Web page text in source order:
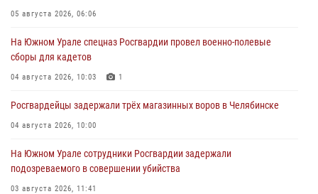
05 августа 2026, 06:06
На Южном Урале спецназ Росгвардии провел военно-полевые
сборы для кадетов
04 августа 2026, 10:03 1
Росгвардейцы задержали трёх магазинных воров в Челябинске
04 августа 2026, 10:00
На Южном Урале сотрудники Росгвардии задержали
подозреваемого в совершении убийства
03 августа 2026, 11:41